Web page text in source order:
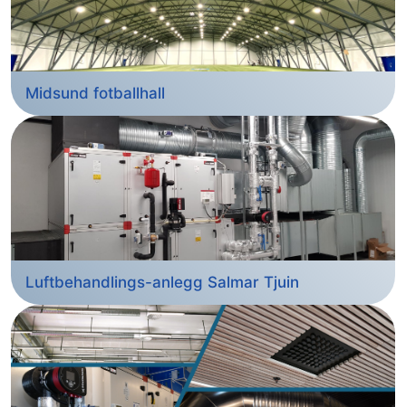
Midsund fotballhall
Luftbehandlings-anlegg Salmar Tjuin